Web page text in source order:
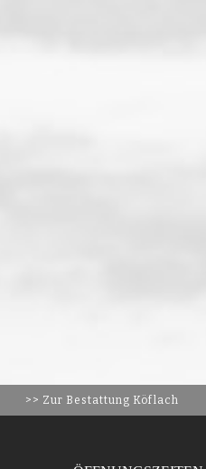
>> Zur Bestattung Köflach